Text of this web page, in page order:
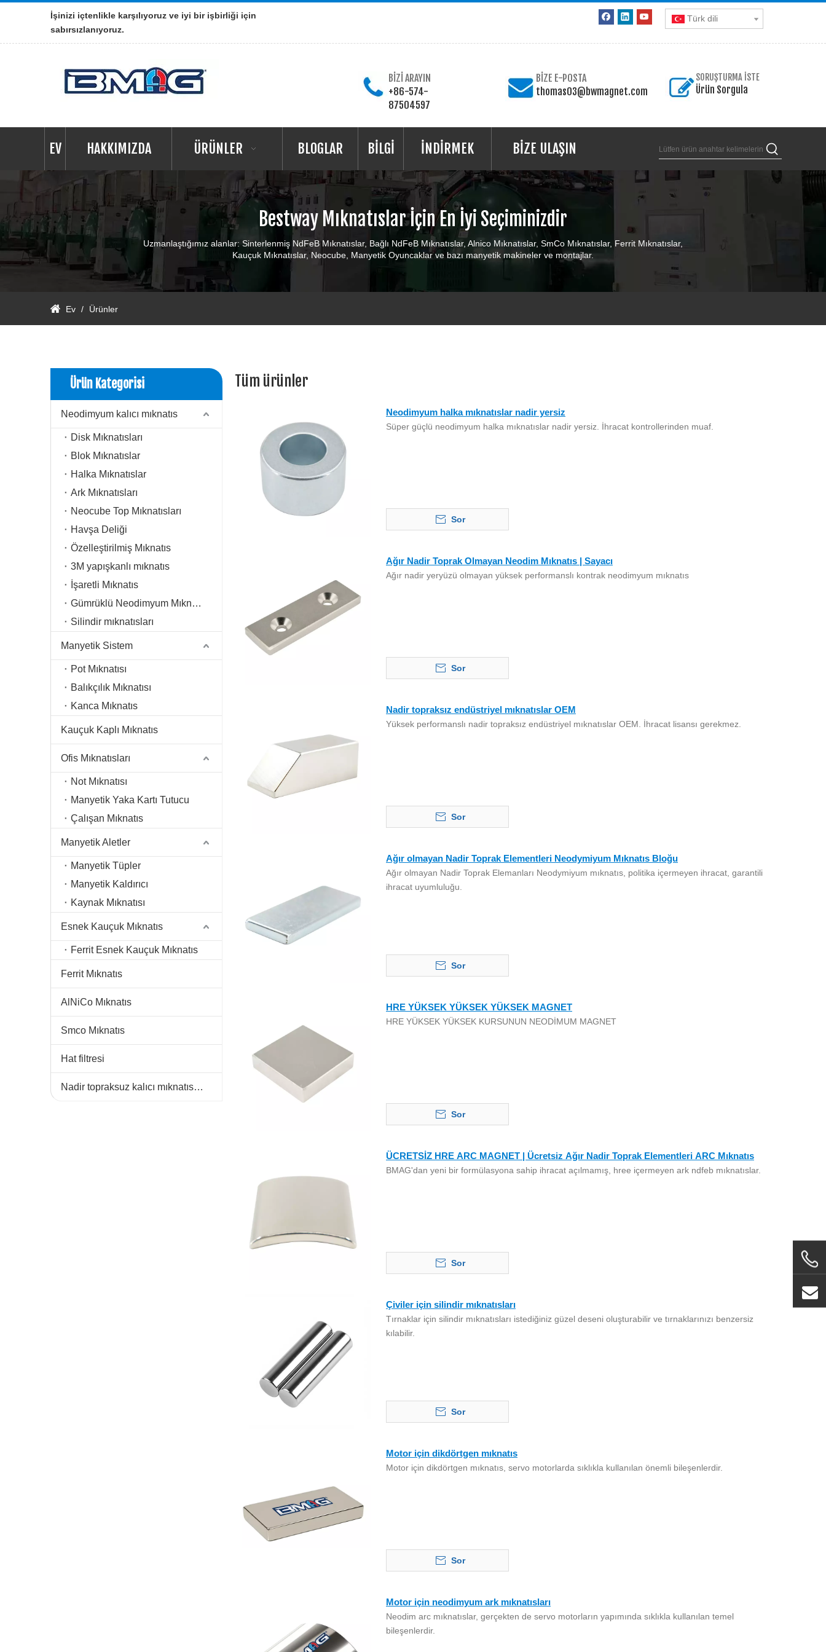
İşinizi içtenlikle karşılıyoruz ve iyi bir işbirliği için
sabırsızlanıyoruz.
Türk dili
BİZİ ARAYIN
+86-574-
87504597
BİZE E-POSTA
thomas03@bwmagnet.com
SORUŞTURMA İSTE
Ürün Sorgula
EV HAKKIMIZDA ÜRÜNLER BLOGLAR BİLGİ İNDİRMEK BİZE ULAŞIN
Bestway Mıknatıslar İçin En İyi Seçiminizdir
Uzmanlaştığımız alanlar: Sinterlenmiş NdFeB Mıknatıslar, Bağlı NdFeB Mıknatıslar, Alnico Mıknatıslar, SmCo Mıknatıslar, Ferrit Mıknatıslar,
Kauçuk Mıknatıslar, Neocube, Manyetik Oyuncaklar ve bazı manyetik makineler ve montajlar.
Ev / Ürünler
Ürün Kategorisi
Neodimyum kalıcı mıknatıs
Disk Mıknatısları
Blok Mıknatıslar
Halka Mıknatıslar
Ark Mıknatısları
Neocube Top Mıknatısları
Havşa Deliği
Özelleştirilmiş Mıknatıs
3M yapışkanlı mıknatıs
İşaretli Mıknatıs
Gümrüklü Neodimyum Mıknatıs
Silindir mıknatısları
Manyetik Sistem
Pot Mıknatısı
Balıkçılık Mıknatısı
Kanca Mıknatıs
Kauçuk Kaplı Mıknatıs
Ofis Mıknatısları
Not Mıknatısı
Manyetik Yaka Kartı Tutucu
Çalışan Mıknatıs
Manyetik Aletler
Manyetik Tüpler
Manyetik Kaldırıcı
Kaynak Mıknatısı
Esnek Kauçuk Mıknatıs
Ferrit Esnek Kauçuk Mıknatıs
Ferrit Mıknatıs
AlNiCo Mıknatıs
Smco Mıknatıs
Hat filtresi
Nadir topraksuz kalıcı mıknatıslar
Tüm ürünler
Neodimyum halka mıknatıslar nadir yersiz
Süper güçlü neodimyum halka mıknatıslar nadir yersiz. İhracat kontrollerinden muaf.
Sor
Ağır Nadir Toprak Olmayan Neodim Mıknatıs | Sayacı
Ağır nadir yeryüzü olmayan yüksek performanslı kontrak neodimyum mıknatıs
Sor
Nadir topraksız endüstriyel mıknatıslar OEM
Yüksek performanslı nadir topraksız endüstriyel mıknatıslar OEM. İhracat lisansı gerekmez.
Sor
Ağır olmayan Nadir Toprak Elementleri Neodymiyum Mıknatıs Bloğu
Ağır olmayan Nadir Toprak Elemanları Neodymiyum mıknatıs, politika içermeyen ihracat, garantili
ihracat uyumluluğu.
Sor
HRE YÜKSEK YÜKSEK YÜKSEK MAGNET
HRE YÜKSEK YÜKSEK KURSUNUN NEODİMUM MAGNET
Sor
ÜCRETSİZ HRE ARC MAGNET | Ücretsiz Ağır Nadir Toprak Elementleri ARC Mıknatıs
BMAG'dan yeni bir formülasyona sahip ihracat açılmamış, hree içermeyen ark ndfeb mıknatıslar.
Sor
Çiviler için silindir mıknatısları
Tırnaklar için silindir mıknatısları istediğiniz güzel deseni oluşturabilir ve tırnaklarınızı benzersiz
kılabilir.
Sor
Motor için dikdörtgen mıknatıs
Motor için dikdörtgen mıknatıs, servo motorlarda sıklıkla kullanılan önemli bileşenlerdir.
Sor
Motor için neodimyum ark mıknatısları
Neodim arc mıknatıslar, gerçekten de servo motorların yapımında sıklıkla kullanılan temel
bileşenlerdir.